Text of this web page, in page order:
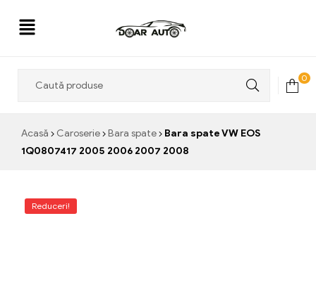
0
Acasă Caroserie Bara spate
Bara spate VW EOS
1Q0807417 2005 2006 2007 2008
Reduceri!